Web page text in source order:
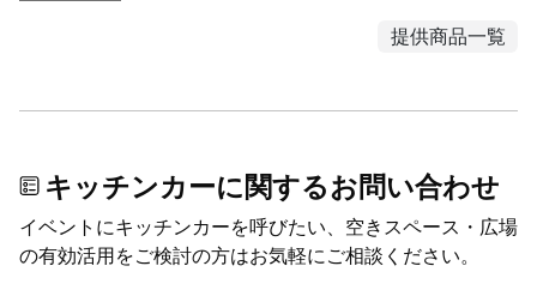
提供商品一覧
キッチンカーに関するお問い合わせ
イベントにキッチンカーを呼びたい、空きスペース・広場
の有効活用をご検討の方はお気軽にご相談ください。